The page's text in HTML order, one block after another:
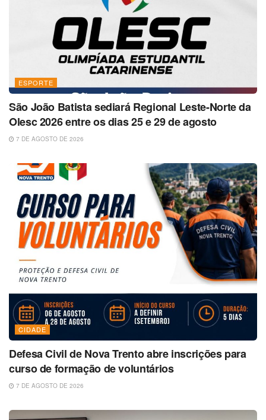
ESPORTE
São João Batista sediará Regional Leste-Norte da
Olesc 2026 entre os dias 25 e 29 de agosto
7 DE AGOSTO DE 2026
CIDADE
Defesa Civil de Nova Trento abre inscrições para
curso de formação de voluntários
7 DE AGOSTO DE 2026